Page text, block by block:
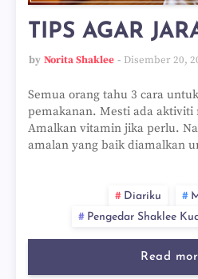
TIPS AGAR
by Norita Shaklee Disember 20,
Semua orang tahu 3 cara
pemakanan. Mesti ada aktiviti
Amalkan vitamin jika perlu.
amalan yang baik diamalkan
Diariku
Pengedar Shaklee
Read